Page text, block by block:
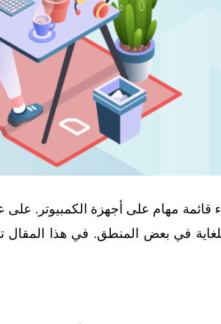
قائمة مهام على أجهزة الكمبيوتر.
للغاية في بعض المنطق. في هذا